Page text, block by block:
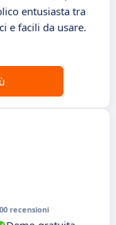
entusiasta tra
e facili da usare.
recensioni